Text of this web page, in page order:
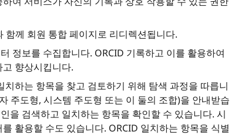
께 회원 통합 페이지로 리디렉션됩니다.
정보를 수집합니다. ORCID 기록하고 이를 활용하여
향상시킵니다.
치하는 항목을 찾고 검토하기 위해 탐색 과정을 따릅니
주도형, 시스템 주도형 또는 이 둘의 조합)을 안내받습
을 검색하고 일치하는 항목을 확인할 수 있습니다. 시
활용할 수도 있습니다. ORCID 일치하는 항목을 식별